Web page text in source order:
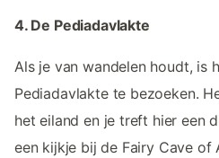
4. De Pediadavlakte
Als je van wandelen houdt, is
Pediadavlakte te bezoeken.
het eiland en je treft hier een
een kijkje bij de Fairy Cave